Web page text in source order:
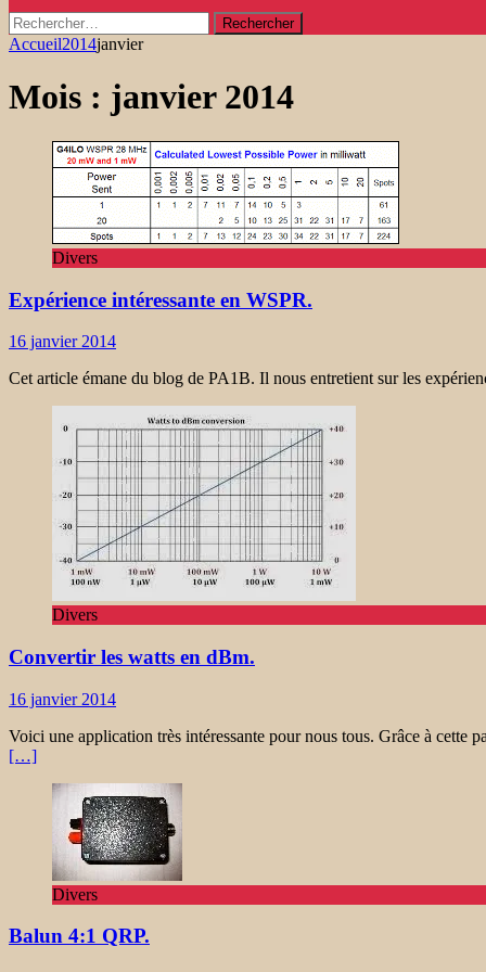
Rechercher :
Accueil2014janvier
Mois : janvier 2014
Divers
Expérience intéressante en WSPR.
16 janvier 2014
Cet article émane du blog de PA1B. Il nous entretient sur les
Divers
Convertir les watts en dBm.
16 janvier 2014
Voici une application très intéressante pour nous tous. Grâce à
[…]
Divers
Balun 4:1 QRP.